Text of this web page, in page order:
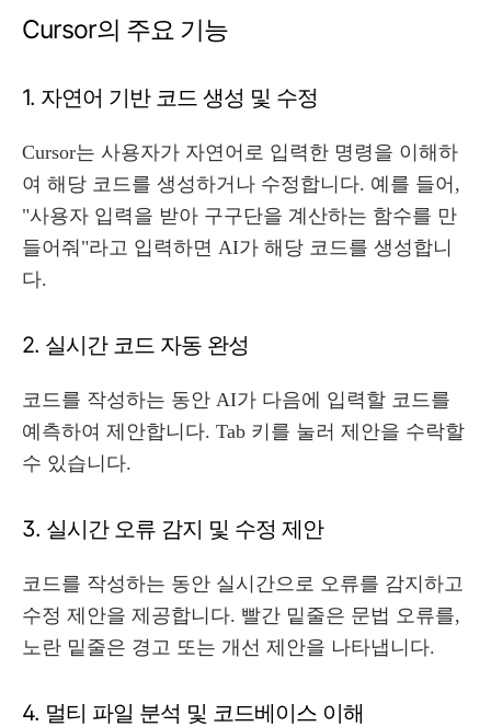
Cursor의 주요 기능
1. 자연어 기반 코드 생성 및 수정
Cursor는 사용자가 자연어로 입력한 명령을 이해하
여 해당 코드를 생성하거나 수정합니다. 예를 들어,
"사용자 입력을 받아 구구단을 계산하는 함수를 만
들어줘"라고 입력하면 AI가 해당 코드를 생성합니
다.
2. 실시간 코드 자동 완성
코드를 작성하는 동안 AI가 다음에 입력할 코드를
예측하여 제안합니다. Tab 키를 눌러 제안을 수락할
수 있습니다.
3. 실시간 오류 감지 및 수정 제안
코드를 작성하는 동안 실시간으로 오류를 감지하고
수정 제안을 제공합니다. 빨간 밑줄은 문법 오류를,
노란 밑줄은 경고 또는 개선 제안을 나타냅니다.
4. 멀티 파일 분석 및 코드베이스 이해